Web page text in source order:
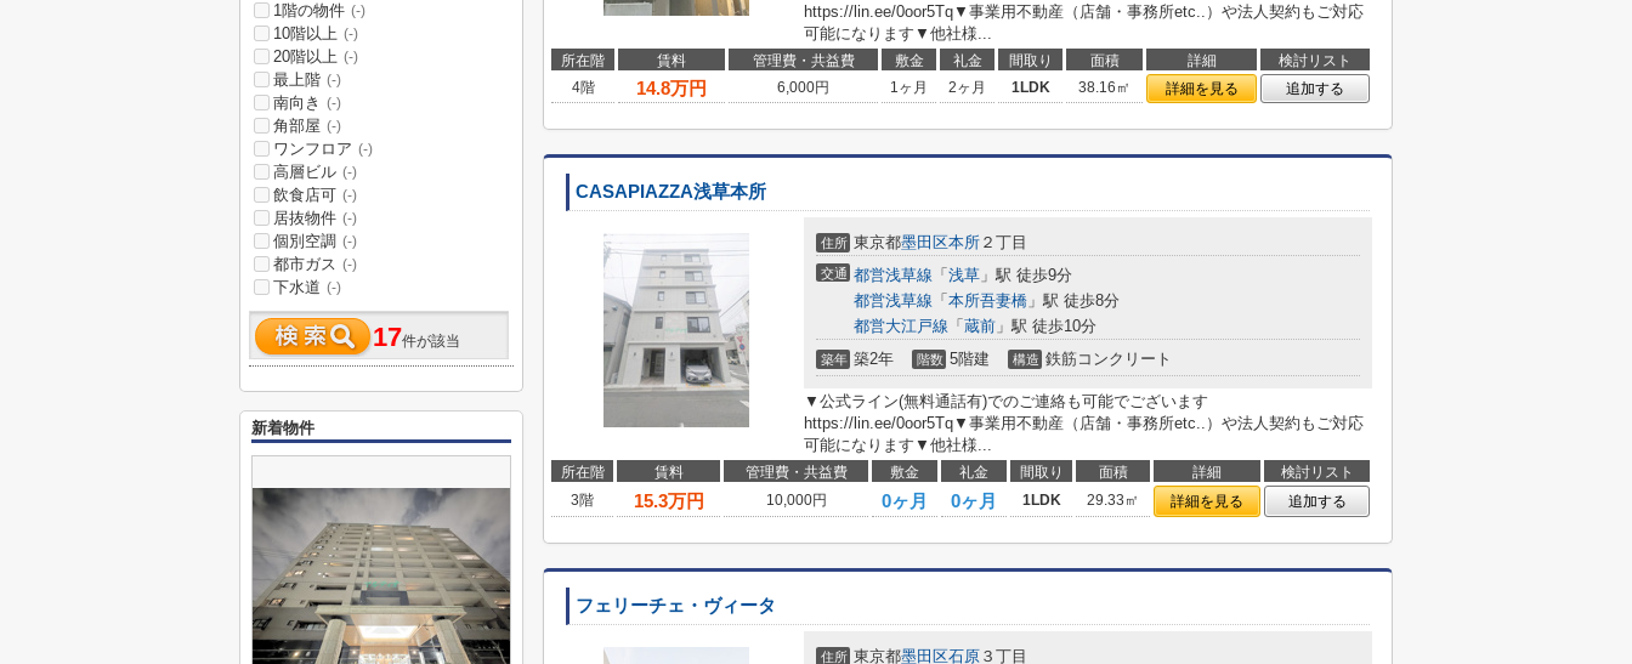
https://lin.ee/0oor5Tq▼事業用不動産（店舗・事務所etc..）や法人契約もご対応
可能になります▼他社様...
所在階 賃料 管理費・共益費 敷金 礼金 間取り 面積 詳細
検討リスト
4階
14.8万円 6,000円 1ヶ月 2ヶ月 1LDK 38.16㎡ 詳細を見る 追加する
CASAPIAZZA浅草本所
住所 東京都墨田区本所 ２丁目
交通 都営浅草線 「 浅草 」駅 徒歩9分
都営浅草線 「 本所吾妻橋 」駅 徒歩8分
都営大江戸線 「 蔵前 」駅 徒歩10分
築年 築2年 階数 5階建 構造 鉄筋コンクリート
▼公式ライン(無料通話有)でのご連絡も可能でございます
https://lin.ee/0oor5Tq▼事業用不動産（店舗・事務所etc..）や法人契約もご対応
可能になります▼他社様...
所在階 賃料 管理費・共益費 敷金 礼金 間取り 面積 詳細
検討リスト
3階
15.3万円 10,000円 0ヶ月 0ヶ月 1LDK 29.33㎡ 詳細を見る 追加する
フェリーチェ・ヴィータ
住所 東京都墨田区石原 ３丁目
1階の物件 (-)
10階以上 (-)
20階以上 (-)
最上階 (-)
南向き (-)
角部屋 (-)
ワンフロア (-)
高層ビル (-)
飲食店可 (-)
居抜物件 (-)
個別空調 (-)
都市ガス (-)
下水道 (-)
17件が該当
新着物件